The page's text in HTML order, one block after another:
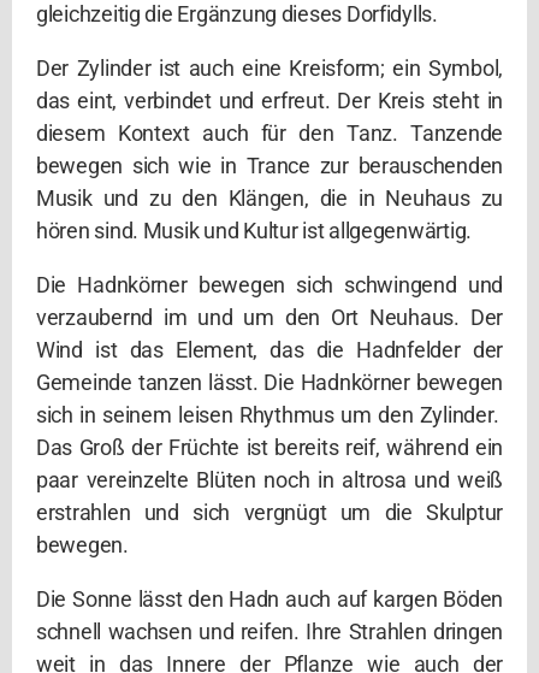
gleichzeitig die Ergänzung dieses Dorfidylls.
Der Zylinder ist auch eine Kreisform; ein Symbol,
das eint, verbindet und erfreut. Der Kreis steht in
diesem Kontext auch für den Tanz. Tanzende
bewegen sich wie in Trance zur berauschenden
Musik und zu den Klängen, die in Neuhaus zu
hören sind. Musik und Kultur ist allgegenwärtig.
Die Hadnkörner bewegen sich schwingend und
verzaubernd im und um den Ort Neuhaus. Der
Wind ist das Element, das die Hadnfelder der
Gemeinde tanzen lässt. Die Hadnkörner bewegen
sich in seinem leisen Rhythmus um den Zylinder.
Das Groß der Früchte ist bereits reif, während ein
paar vereinzelte Blüten noch in altrosa und weiß
erstrahlen und sich vergnügt um die Skulptur
bewegen.
Die Sonne lässt den Hadn auch auf kargen Böden
schnell wachsen und reifen. Ihre Strahlen dringen
weit in das Innere der Pflanze wie auch der